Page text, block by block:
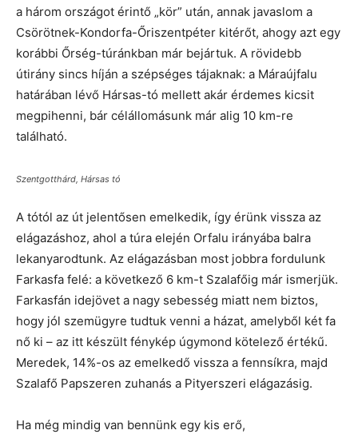
a három országot érintő „kör” után, annak javaslom a
Csörötnek-Kondorfa-Őriszentpéter kitérőt, ahogy azt egy
korábbi Őrség-túránkban már bejártuk. A rövidebb
útirány sincs híján a szépséges tájaknak: a Máraújfalu
határában lévő Hársas-tó mellett akár érdemes kicsit
megpihenni, bár célállomásunk már alig 10 km-re
található.
Szentgotthárd, Hársas tó
A tótól az út jelentősen emelkedik, így érünk vissza az
elágazáshoz, ahol a túra elején Orfalu irányába balra
lekanyarodtunk. Az elágazásban most jobbra fordulunk
Farkasfa felé: a következő 6 km-t Szalafőig már ismerjük.
Farkasfán idejövet a nagy sebesség miatt nem biztos,
hogy jól szemügyre tudtuk venni a házat, amelyből két fa
nő ki – az itt készült fénykép úgymond kötelező értékű.
Meredek, 14%-os az emelkedő vissza a fennsíkra, majd
Szalafő Papszeren zuhanás a Pityerszeri elágazásig.
Ha még mindig van bennünk egy kis erő,